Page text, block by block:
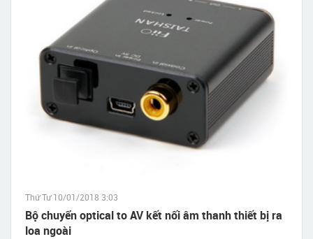
Thứ Tư 10/01/2018 3:03
Bộ chuyển optical to AV kết nối âm thanh thiết bị ra
loa ngoài